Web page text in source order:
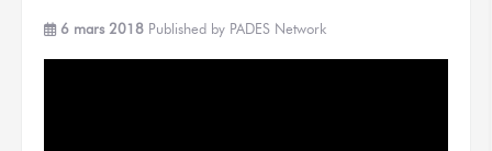
6 mars 2018 Published by PADES Network